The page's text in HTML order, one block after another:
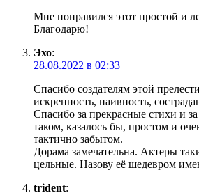
Мне понравился этот простой и
Благодарю!
Эхо:
28.08.2022 в 02:33
Спасибо создателям этой
искренность, наивность,
Спасибо за прекрасные стихи и
таком, казалось бы, простом и
тактично забытом.
Дорама замечательна. Актеры
цельные. Назову её шедевром
trident: